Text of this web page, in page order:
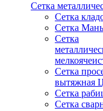
Сетка
Сетка
Сетка
Сетка
Сетка
вытяжная
Сетка
Сетка